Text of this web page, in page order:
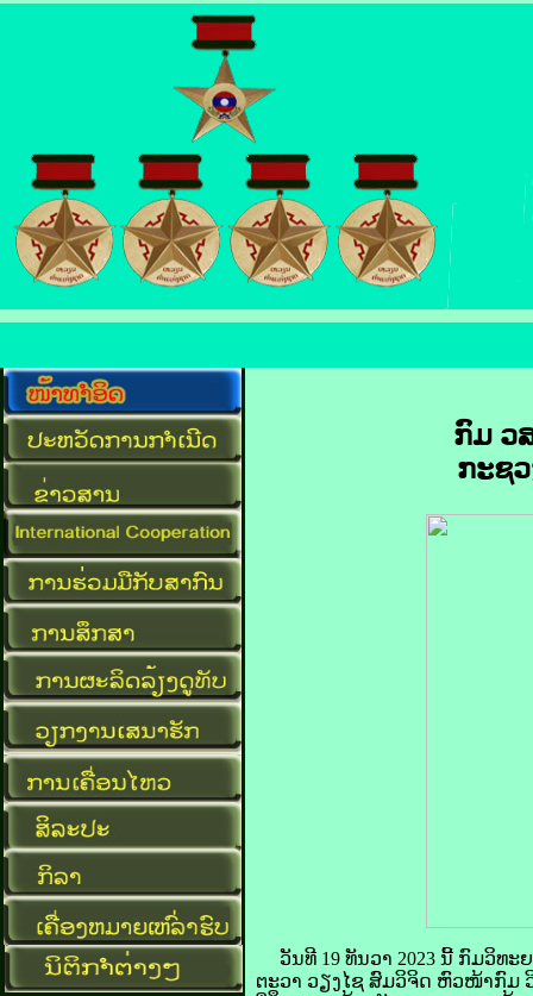
ກົມ ວ
ກະຊ
ວັນທີ 19 ທັນວາ 2023 ນີ້ ກົມວິທະ
ຕະວາ ວຽງໄຊ ສົມວິຈິດ ຫົວໜ້າກົມ